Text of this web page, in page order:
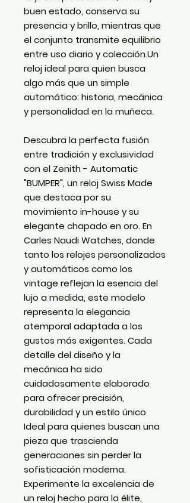
buen estado, conserva su
presencia y brillo, mientras que
el conjunto transmite equilibrio
entre uso diario y colección.Un
reloj ideal para quien busca
algo más que un simple
automático: historia, mecánica
y personalidad en la muñeca.
Descubra la perfecta fusión
entre tradición y exclusividad
con el Zenith - Automatic
"BUMPER", un reloj Swiss Made
que destaca por su
movimiento in-house y su
elegante chapado en oro. En
Carles Naudi Watches, donde
tanto los relojes personalizados
y automáticos como los
vintage reflejan la esencia del
lujo a medida, este modelo
representa la elegancia
atemporal adaptada a los
gustos más exigentes. Cada
detalle del diseño y la
mecánica ha sido
cuidadosamente elaborado
para ofrecer precisión,
durabilidad y un estilo único.
Ideal para quienes buscan una
pieza que trascienda
generaciones sin perder la
sofisticación moderna.
Experimente la excelencia de
un reloj hecho para la élite,